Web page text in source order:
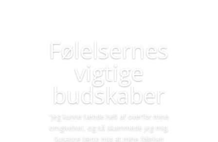
Følelsernes
vigtige
budskaber
“Jeg kunne tænde helt af overfor mine
omgivelser, og så skammede jeg mig.
Susanne lærte mig at mine følelser